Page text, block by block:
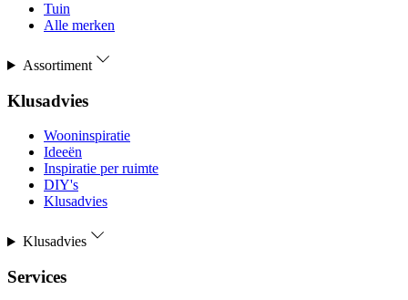
Tuin
Alle merken
Assortiment
Klusadvies
Wooninspiratie
Ideeën
Inspiratie per ruimte
DIY's
Klusadvies
Klusadvies
Services